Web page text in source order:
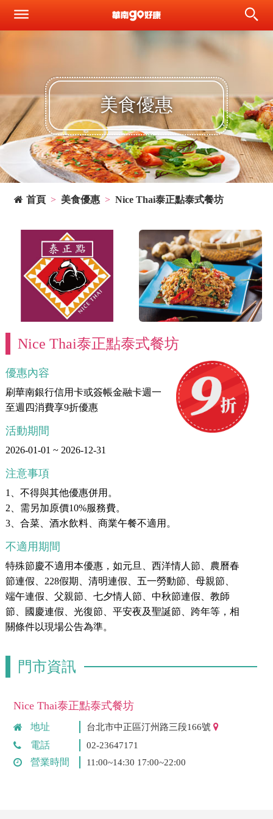
美食優惠
首頁 美食優惠 Nice Thai泰正點泰式餐坊
Nice Thai泰正點泰式餐坊
優惠內容
刷華南銀行信用卡或簽帳金融卡週一
至週四消費享9折優惠
活動期間
2026-01-01 ~ 2026-12-31
注意事項
1、不得與其他優惠併用。
2、需另加原價10%服務費。
3、合菜、酒水飲料、商業午餐不適用。
不適用期間
特殊節慶不適用本優惠，如元旦、西洋情人節、農曆春
節連假、228假期、清明連假、五一勞動節、母親節、
端午連假、父親節、七夕情人節、中秋節連假、教師
節、國慶連假、光復節、平安夜及聖誕節、跨年等，相
關條件以現場公告為準。
門市資訊
Nice Thai泰正點泰式餐坊
地址 台北市中正區汀州路三段166號
電話 02-23647171
營業時間 11:00~14:30 17:00~22:00